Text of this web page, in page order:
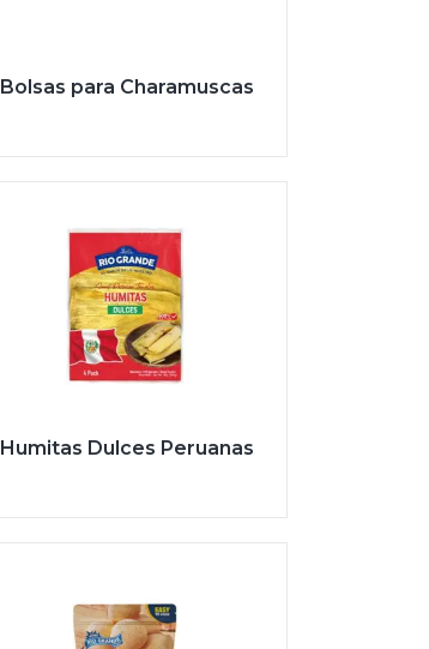
Bolsas para Charamuscas
Humitas Dulces Peruanas